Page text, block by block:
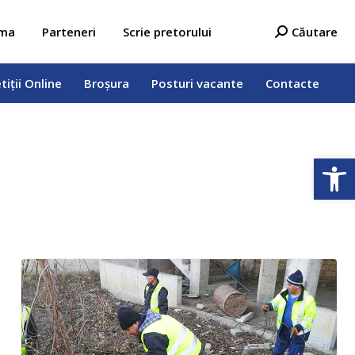
Parteneri Scrie pretorului Search:
Căutare
Online Broșura Posturi vacante Contacte
Online Broșura Posturi vacante Contacte